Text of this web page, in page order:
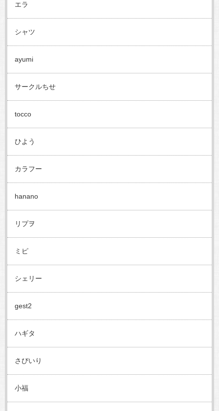
エラ
シャツ
ayumi
サークルちせ
tocco
ひよう
カラフー
hanano
リプヲ
ミピ
シェリー
gest2
ハギタ
さびいり
小福